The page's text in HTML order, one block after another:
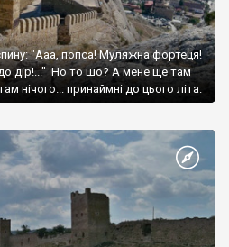
"Ааа, попса! Муляжна фортеця!
дір!..." Но то шо? А мене ще там
нічого... принаймні до цього літа.